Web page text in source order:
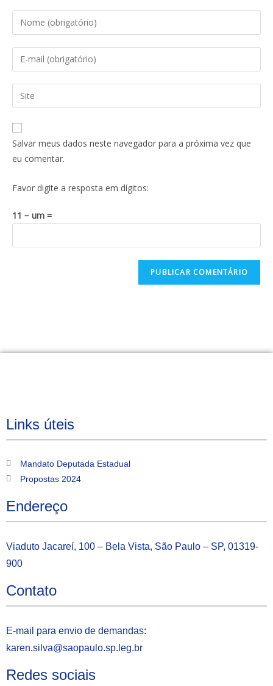
Salvar meus dados neste navegador para a próxima vez que
eu comentar.
Favor digite a resposta em dígitos:
11 − um =
Links úteis
Mandato Deputada Estadual
Propostas 2024
Endereço
Viaduto Jacareí, 100 – Bela Vista, São Paulo – SP, 01319-
900
Contato
E-mail para envio de demandas:
karen.silva@saopaulo.sp.leg.br
Redes sociais